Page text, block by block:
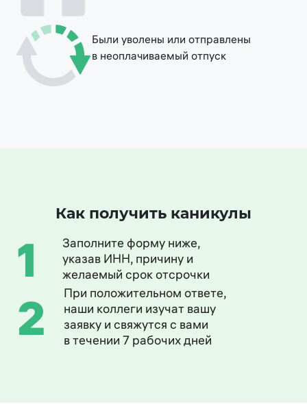
Были уволены или отправлены
в неоплачиваемый отпуск
Как получить каникулы
1
Заполните форму ниже,
указав ИНН, причину и
желаемый срок отсрочки
2
При положительном ответе,
наши коллеги изучат вашу
заявку и свяжутся с вами
в течении 7 рабочих дней